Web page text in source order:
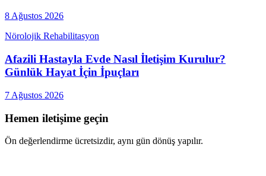
8 Ağustos 2026
Nörolojik Rehabilitasyon
Afazili Hastayla Evde Nasıl İletişim Kurulur?
Günlük Hayat İçin İpuçları
7 Ağustos 2026
Hemen iletişime geçin
Ön değerlendirme ücretsizdir, aynı gün dönüş yapılır.